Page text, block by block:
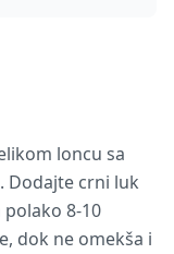
loncu sa
Dodajte crni luk
8-10
dok ne omekša i